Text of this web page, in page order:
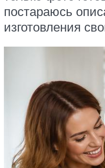
постараюсь
изготовления